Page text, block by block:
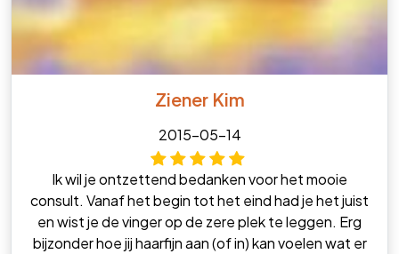
Ziener Kim
2015-05-14
Ik wil je ontzettend bedanken voor het mooie
consult. Vanaf het begin tot het eind had je het juist
en wist je de vinger op de zere plek te leggen. Erg
bijzonder hoe jij haarfijn aan (of in) kan voelen wat er